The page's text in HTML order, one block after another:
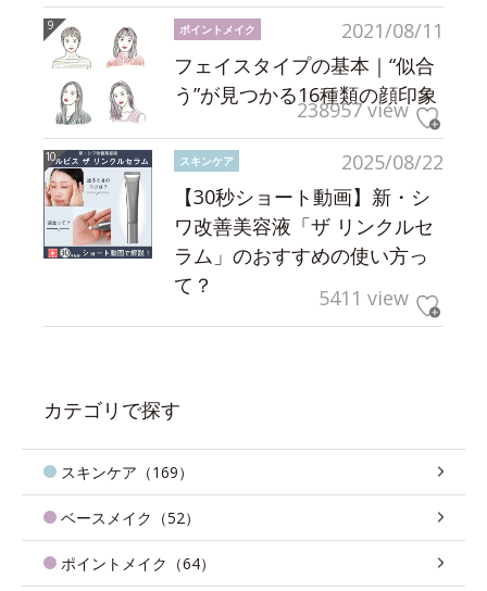
2021/08/11
ポイントメイク
フェイスタイプの基本｜“似合
う”が見つかる16種類の顔印象
238957 view
2025/08/22
スキンケア
【30秒ショート動画】新・シ
ワ改善美容液「ザ リンクルセ
ラム」のおすすめの使い方っ
て？
5411 view
カテゴリで探す
スキンケア（169）
ベースメイク（52）
ポイントメイク（64）